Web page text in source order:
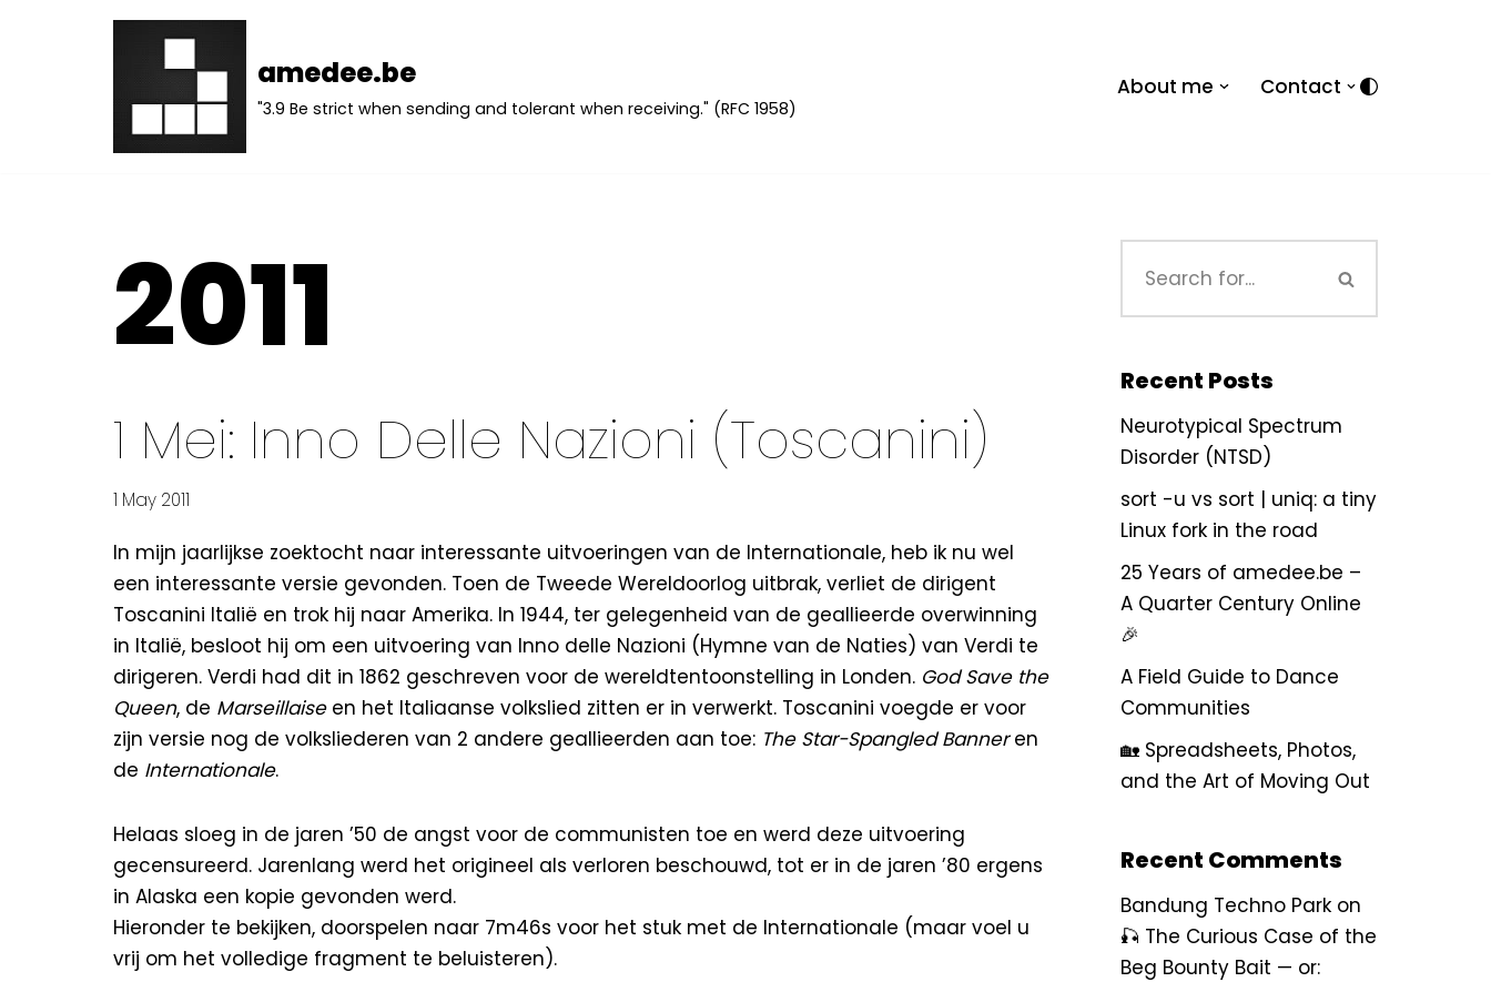
amedee.be
"3.9 Be strict when sending and tolerant when receiving." (RFC 1958)
About me Contact
2011
1 Mei: Inno Delle Nazioni (Toscanini)
1 May 2011
In mijn jaarlijkse zoektocht naar interessante uitvoeringen van de Internationale, heb ik nu wel
een interessante versie gevonden. Toen de Tweede Wereldoorlog uitbrak, verliet de dirigent
Toscanini Italië en trok hij naar Amerika. In 1944, ter gelegenheid van de geallieerde overwinning
in Italië, besloot hij om een uitvoering van Inno delle Nazioni (Hymne van de Naties) van Verdi te
dirigeren. Verdi had dit in 1862 geschreven voor de wereldtentoonstelling in Londen. God Save the
Queen, de Marseillaiseen het Italiaanse volkslied zitten er in verwerkt. Toscanini voegde er voor
zijn versie nog de volksliederen van 2 andere geallieerden aan toe: The Star-Spangled Banneren
de Internationale.
Helaas sloeg in de jaren ’50 de angst voor de communisten toe en werd deze uitvoering
gecensureerd. Jarenlang werd het origineel als verloren beschouwd, tot er in de jaren ’80 ergens
in Alaska een kopie gevonden werd.
Hieronder te bekijken, doorspelen naar 7m46s voor het stuk met de Internationale (maar voel u
vrij om het volledige fragment te beluisteren).
Recent Posts
Neurotypical Spectrum
Disorder (NTSD)
sort -u vs sort | uniq: a tiny
Linux fork in the road
25 Years of amedee.be –
A Quarter Century Online
🎉
A Field Guide to Dance
Communities
🏡 Spreadsheets, Photos,
and the Art of Moving Out
Recent Comments
Bandung Techno Parkon
🎣 The Curious Case of the
Beg Bounty Bait — or: